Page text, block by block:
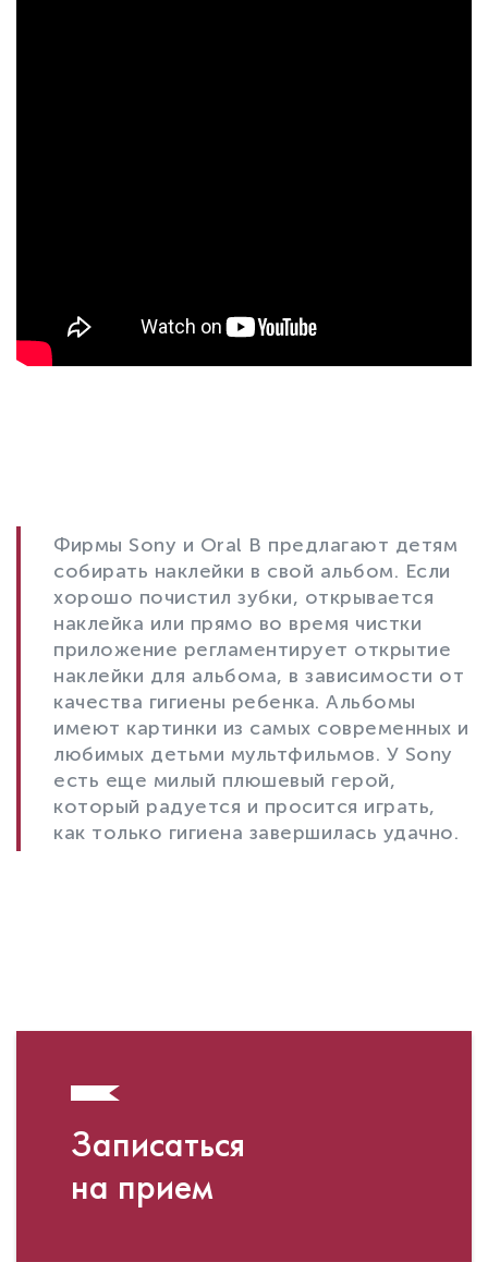
Фирмы Sony и Oral B предлагают детям
собирать наклейки в свой альбом. Если
хорошо почистил зубки, открывается
наклейка или прямо во время чистки
приложение регламентирует открытие
наклейки для альбома, в зависимости от
качества гигиены ребенка. Альбомы
имеют картинки из самых современных и
любимых детьми мультфильмов. У Sony
есть еще милый плюшевый герой,
который радуется и просится играть,
как только гигиена завершилась удачно.
Записаться
на прием